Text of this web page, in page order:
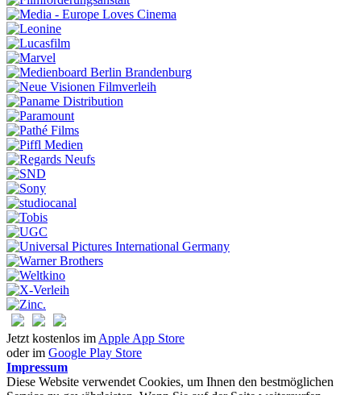
Jetzt kostenlos im Apple App Store
oder im Google Play Store
Impressum
Diese Website verwendet Cookies, um Ihnen den bestmöglichen